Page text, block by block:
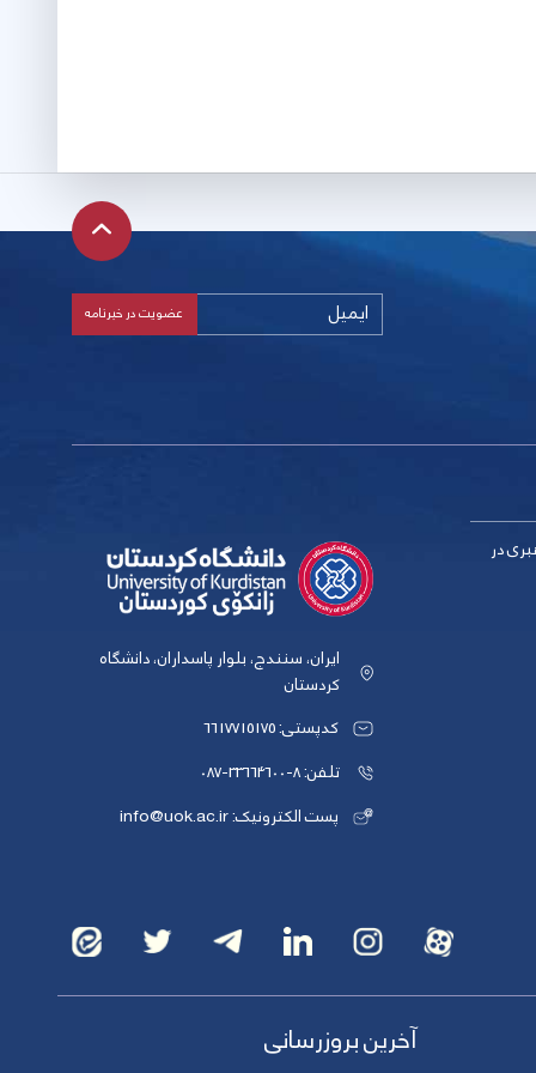
در
ایران، سنندج، بلوار پاسداران، دانشگاه
کردستان
کدپستی: 6617715175
تلفن: 8-33664600-087
پست الکترونیک: info@uok.ac.ir
آخرین بروزرسانی